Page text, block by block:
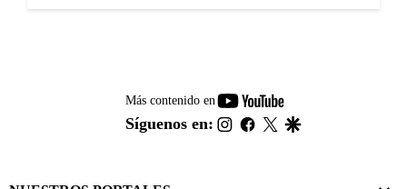
Más contenido en
youtube-
footer
Síguenos en: instagram
facebook
twitter